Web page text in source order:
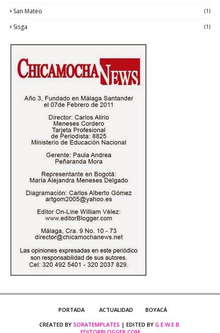
San Mateo (1)
Sisga (1)
PORTADA ACTUALIDAD
BOYACÁ
CREATED BY SORATEMPLATES | EDITED BY G.E.W.E.B.